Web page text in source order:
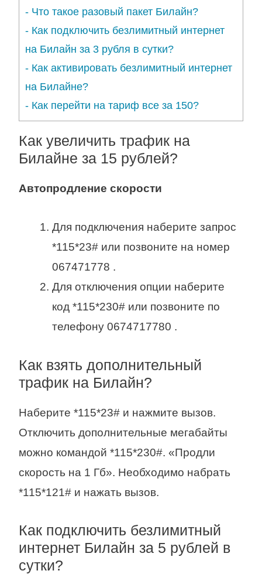
- Что такое разовый пакет Билайн?
- Как подключить безлимитный интернет
на Билайн за 3 рубля в сутки?
- Как активировать безлимитный интернет
на Билайне?
- Как перейти на тариф все за 150?
Как увеличить трафик на
Билайне за 15 рублей?
Автопродление скорости
Для подключения наберите запрос
*115*23# или позвоните на номер
067471778 .
Для отключения опции наберите
код *115*230# или позвоните по
телефону 0674717780 .
Как взять дополнительный
трафик на Билайн?
Наберите *115*23# и нажмите вызов.
Отключить дополнительные мегабайты
можно командой *115*230#. «Продли
скорость на 1 Гб». Необходимо набрать
*115*121# и нажать вызов.
Как подключить безлимитный
интернет Билайн за 5 рублей в
сутки?